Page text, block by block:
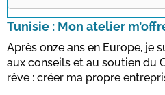
for this
Tunisie : Mon atelier
Après onze ans en Europe, je
aux conseils et au soutien du
rêve : créer ma propre